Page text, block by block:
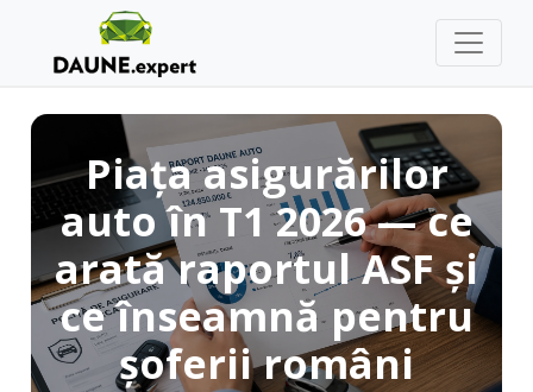
Piața asigurărilor
auto în T1 2026 — ce
arată raportul ASF și
ce înseamnă pentru
șoferii români